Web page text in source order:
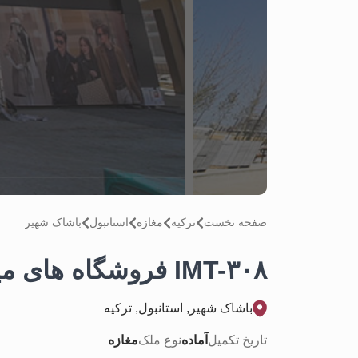
صفحه نخست تركيه مغازه استانبول باشاک شهیر
IMT-۳۰۸ فروشگاه های میدان باشاک شهریر
باشاک شهیر, استانبول, تركيه
تاریخ تکمیل آمادهنوع ملکمغازه